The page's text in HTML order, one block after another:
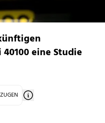
eine Studie